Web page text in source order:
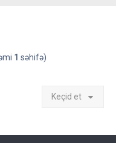
1 səhifə)
Keçid et